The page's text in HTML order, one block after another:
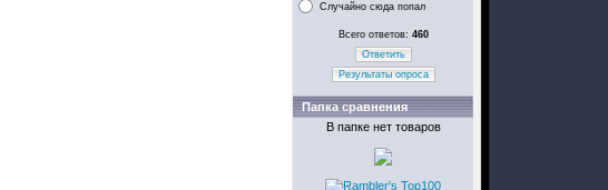
Случайно сюда попал
Всего ответов: 460
Ответить
Результаты опроса
Папка сравнения
В папке нет товаров